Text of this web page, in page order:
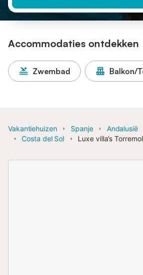
Accommodaties ontdekken
Zwembad Balkon/
Vakantiehuizen Spanje Andalusië
Costa del Sol
Luxe villa’s